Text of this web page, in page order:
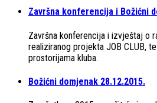
Završna konferencija i Božićni
Završna konferencija i izvještaj o
realiziranog projekta JOB CLUB,
prostorijama kluba.
Božićni domjenak 28.12.2015.